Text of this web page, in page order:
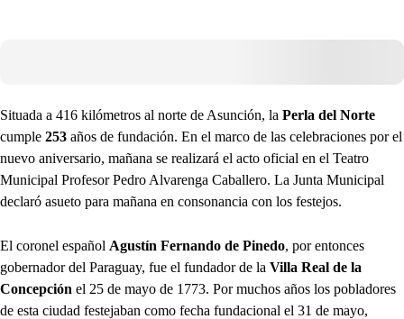
Situada a 416 kilómetros al norte de Asunción, la Perla del Norte
cumple 253 años de fundación. En el marco de las celebraciones por el
nuevo aniversario, mañana se realizará el acto oficial en el Teatro
Municipal Profesor Pedro Alvarenga Caballero. La Junta Municipal
declaró asueto para mañana en consonancia con los festejos.
El coronel español Agustín Fernando de Pinedo, por entonces
gobernador del Paraguay, fue el fundador de la Villa Real de la
Concepción el 25 de mayo de 1773. Por muchos años los pobladores
de esta ciudad festejaban como fecha fundacional el 31 de mayo,